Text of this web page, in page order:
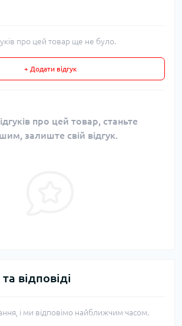
про цей товар ще не було.
+ Додати відгук
про цей товар, станьте
залиште свій відгук.
відповіді
і ми відповімо найближчим часом.